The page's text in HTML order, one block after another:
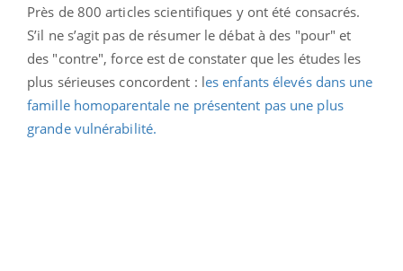
Près de 800 articles scientifiques y ont été consacrés.
S’il ne s’agit pas de résumer le débat à des "pour" et
des "contre", force est de constater que les études les
plus sérieuses concordent : les enfants élevés dans une
famille homoparentale ne présentent pas une plus
grande vulnérabilité.